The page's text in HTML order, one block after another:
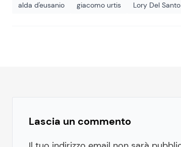
alda d'eusanio giacomo urtis Lory Del Santo
Lascia un commento